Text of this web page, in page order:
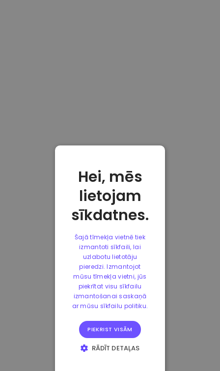
Hei, mēs
lietojam
sīkdatnes.
Šajā tīmekļa vietnē tiek
izmantoti sīkfaili, lai
uzlabotu lietotāju
pieredzi. Izmantojot
mūsu tīmekļa vietni, jūs
piekrītat visu sīkfailu
izmantošanai saskaņā
ar mūsu sīkfailu politiku.
PIEKRIST VISĀM
RĀDĪT DETAĻAS